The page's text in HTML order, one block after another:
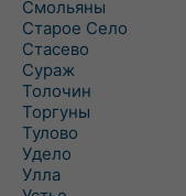
Смольяны
Старое Село
Стасево
Сураж
Толочин
Торгуны
Тулово
Удело
Улла